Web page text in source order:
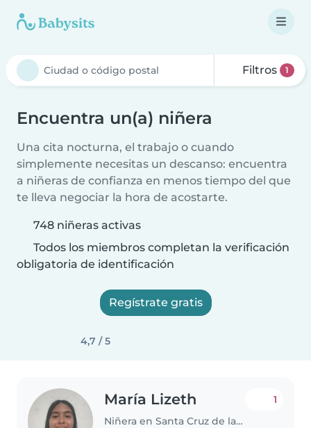
Filtros 1
Encuentra un(a) niñera
Una cita nocturna, el trabajo o cuando
simplemente necesitas un descanso: encuentra
a niñeras de confianza en menos tiempo del que
te lleva negociar la hora de acostarte.
748 niñeras activas
Todos los miembros completan la verificación
obligatoria de identificación
Regístrate gratis
4,7 / 5
María Lizeth
Niñera en Santa Cruz de la Sierra
1